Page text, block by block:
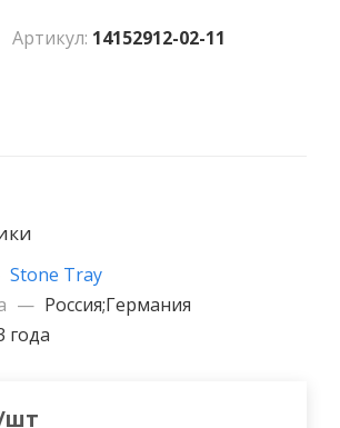
Артикул: 14152912-02-11
Stone Tray
— Россия;Германия
года